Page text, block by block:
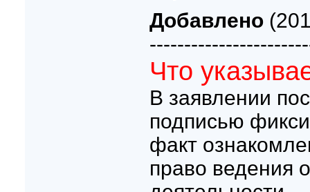
Добавлено
Что
В заявлении
подписью
факт
право ведения